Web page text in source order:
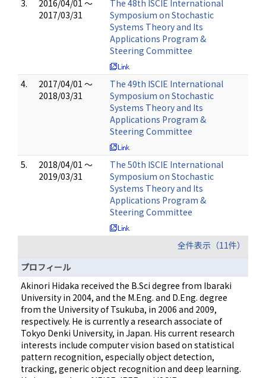
3.
2016/04/01 ～
2017/03/31
The 48th ISCIE International
Symposium on Stochastic
Systems Theory and Its
Applications Program &
Steering Committee
4.
2017/04/01 ～
2018/03/31
The 49th ISCIE International
Symposium on Stochastic
Systems Theory and Its
Applications Program &
Steering Committee
5.
2018/04/01 ～
2019/03/31
The 50th ISCIE International
Symposium on Stochastic
Systems Theory and Its
Applications Program &
Steering Committee
全件表示（11件）
プロフィール
Akinori Hidaka received the B.Sci degree from Ibaraki
University in 2004, and the M.Eng. and D.Eng. degree
from the University of Tsukuba, in 2006 and 2009,
respectively. He is currently a research associate of
Tokyo Denki University, in Japan. His current research
interests include computer vision based on statistical
pattern recognition, especially object detection,
tracking, generic object recognition and deep learning.